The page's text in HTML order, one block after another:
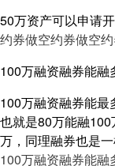
50万资产可以申请
约券做空约券做空
100万融资融券能融
100万融资融券能最
也就是80万能融
万，同理融券也是一
100万融资融券能融